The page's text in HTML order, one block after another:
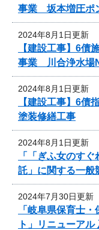
事業 坂本増圧ポ
2024年8月1日更新
【建設工事】6債
事業 川合浄水場
2024年8月1日更新
【建設工事】6債
塗装修繕工事
2024年8月1日更新
「「ぎふ女のす
託」に関する一般
2024年7月30日更新
「岐阜県保育士
ト」リニューア